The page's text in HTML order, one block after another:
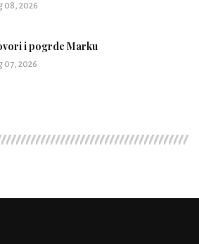
08, 2026
i pogrde Marku
07, 2026